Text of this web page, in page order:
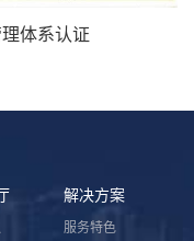
体系认证
解决方案
服务特色